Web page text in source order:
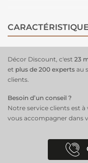
crée une
et délicate. Sa
en appliquant
choix versatile qui
de décoration intérieure.
Décor Discount, c'est 23
et plus de 200 experts au
clients.
Besoin d’un conseil ?
Notre service clients est
vous accompagner dans